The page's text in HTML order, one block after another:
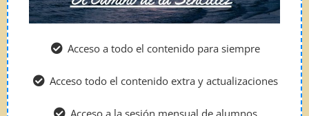
Acceso a todo el contenido para siempre
Acceso todo el contenido extra y actualizaciones
Acceso a la sesión mensual de alumnos